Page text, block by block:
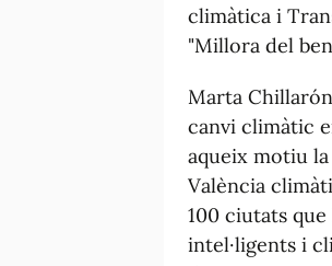
climàtica i
"Millora del
Marta
canvi climàtic
aqueix motiu
València
100 ciutats
intel·ligents i